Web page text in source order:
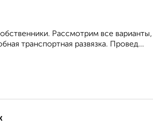
Рассмотрим все
транспортная развязка. Провед...